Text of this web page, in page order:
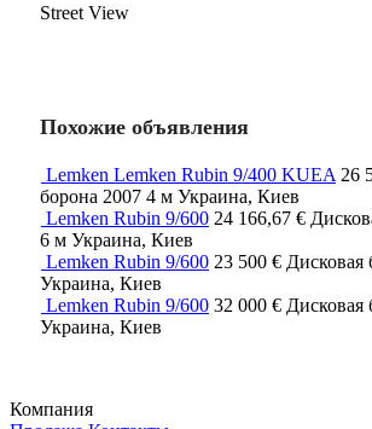
Street View
Похожие объявления
Lemken Lemken Rubin 9/400 KUEA 26
борона 2007 4 м Украина, Киев
Lemken Rubin 9/600 24 166,67 €
6 м Украина, Киев
Lemken Rubin 9/600 23 500 € Дисковая
Украина, Киев
Lemken Rubin 9/600 32 000 € Дисковая
Украина, Киев
Компания